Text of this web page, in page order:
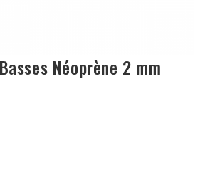
Néoprène 2 mm